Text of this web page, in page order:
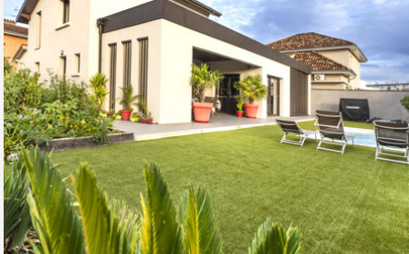
MAISON INDIVIDUELLE
À MEYZIEU
01 - HABITAT RESIDENTIEL